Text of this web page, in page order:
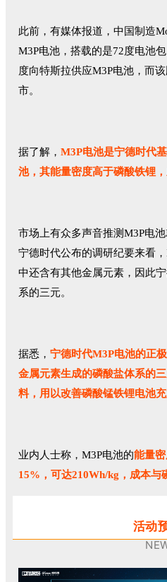
此前，有媒体报道，中国制造
M3P电池，搭载的是72度电池
度向特斯拉供应M3P电池，而
市。
据了解， M3P电池是宁德时代
池，其能量密度高于磷酸铁锂，
市场上有众多声音推测M3P电
宁德时代公布的调研纪要来看
中还含有其他金属元素，因此
系的三元。
据悉， 宁德时代M3P电池的正
金属元素生成的磷酸盐体系的
料，用以改善磷酸锰铁锂电池
业内人士称，M3P电池的能量
15%，可达210Wh/kg，成本与
活动